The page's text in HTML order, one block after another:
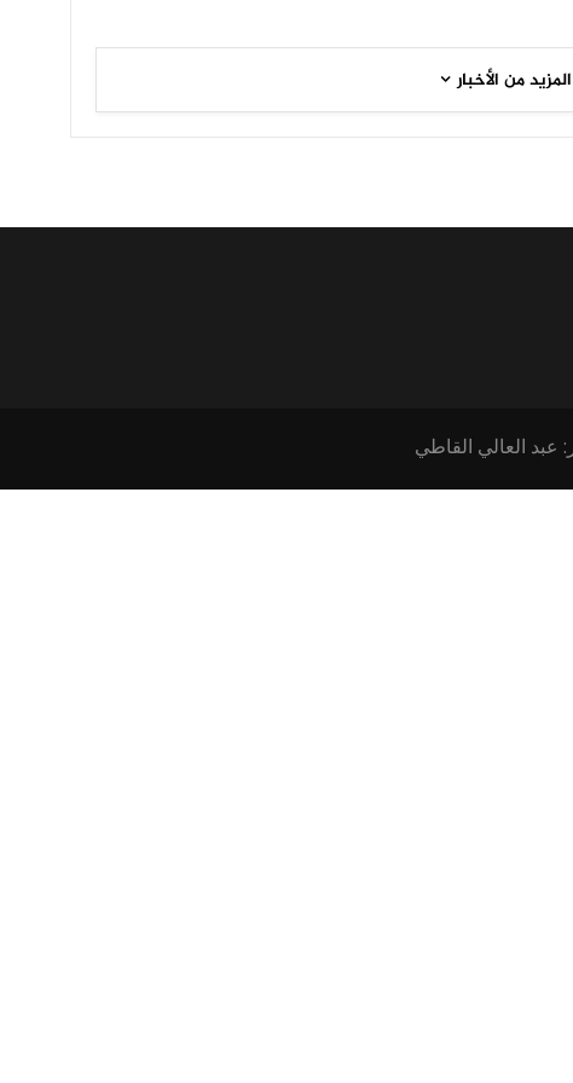
المزيد من الأخبار
عبد العالي القاطي